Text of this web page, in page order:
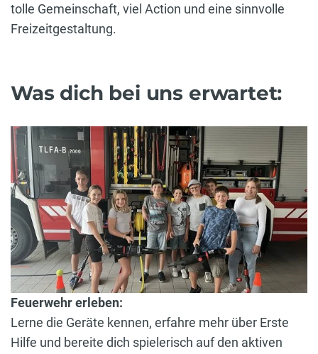
tolle Gemeinschaft, viel Action und eine sinnvolle
Freizeitgestaltung.
Was dich bei uns erwartet:
Feuerwehr erleben:
Lerne die Geräte kennen, erfahre mehr über Erste
Hilfe und bereite dich spielerisch auf den aktiven